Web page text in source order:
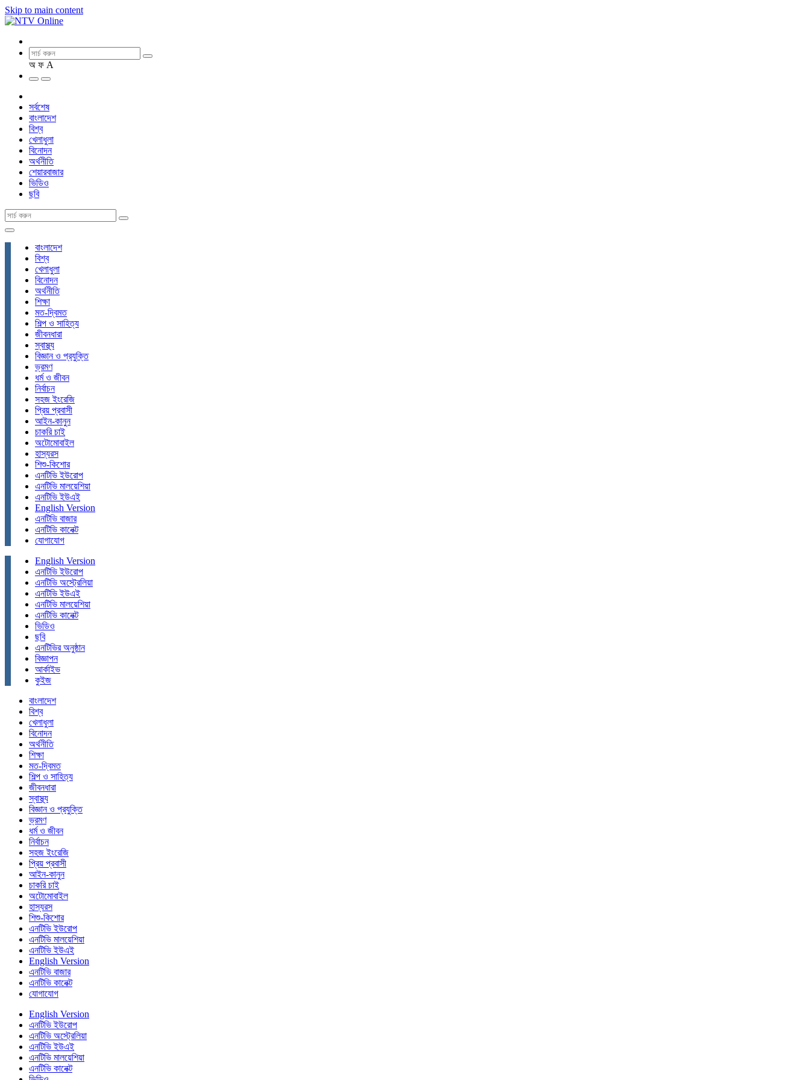
Skip to main content
অ ফ A
সর্বশেষ
বাংলাদেশ
বিশ্ব
খেলাধুলা
বিনোদন
অর্থনীতি
শেয়ারবাজার
ভিডিও
ছবি
বাংলাদেশ
বিশ্ব
খেলাধুলা
বিনোদন
অর্থনীতি
শিক্ষা
মত-দ্বিমত
শিল্প ও সাহিত্য
জীবনধারা
স্বাস্থ্য
বিজ্ঞান ও প্রযুক্তি
ভ্রমণ
ধর্ম ও জীবন
নির্বাচন
সহজ ইংরেজি
প্রিয় প্রবাসী
আইন-কানুন
চাকরি চাই
অটোমোবাইল
হাস্যরস
শিশু-কিশোর
এনটিভি ইউরোপ
এনটিভি মালয়েশিয়া
এনটিভি ইউএই
English Version
এনটিভি বাজার
এনটিভি কানেক্ট
যোগাযোগ
English Version
এনটিভি ইউরোপ
এনটিভি অস্ট্রেলিয়া
এনটিভি ইউএই
এনটিভি মালয়েশিয়া
এনটিভি কানেক্ট
ভিডিও
ছবি
এনটিভির অনুষ্ঠান
বিজ্ঞাপন
আর্কাইভ
কুইজ
বাংলাদেশ
বিশ্ব
খেলাধুলা
বিনোদন
অর্থনীতি
শিক্ষা
মত-দ্বিমত
শিল্প ও সাহিত্য
জীবনধারা
স্বাস্থ্য
বিজ্ঞান ও প্রযুক্তি
ভ্রমণ
ধর্ম ও জীবন
নির্বাচন
সহজ ইংরেজি
প্রিয় প্রবাসী
আইন-কানুন
চাকরি চাই
অটোমোবাইল
হাস্যরস
শিশু-কিশোর
এনটিভি ইউরোপ
এনটিভি মালয়েশিয়া
এনটিভি ইউএই
English Version
এনটিভি বাজার
এনটিভি কানেক্ট
যোগাযোগ
English Version
এনটিভি ইউরোপ
এনটিভি অস্ট্রেলিয়া
এনটিভি ইউএই
এনটিভি মালয়েশিয়া
এনটিভি কানেক্ট